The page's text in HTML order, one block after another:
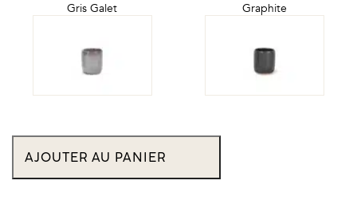
Gris Galet Graphite
Mug
Aube
AJOUTER AU PANIER